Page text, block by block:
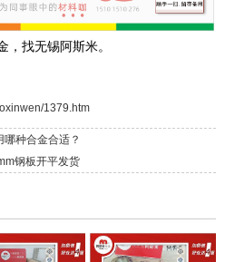
，找无锡阿斯米。
1379.htm
种合金合适？
钢板开平发货